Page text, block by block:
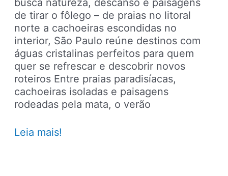
busca natureza, descanso e paisagens
de tirar o fôlego – de praias no litoral
norte a cachoeiras escondidas no
interior, São Paulo reúne destinos com
águas cristalinas perfeitos para quem
quer se refrescar e descobrir novos
roteiros Entre praias paradisíacas,
cachoeiras isoladas e paisagens
rodeadas pela mata, o verão
10
Leia mais!